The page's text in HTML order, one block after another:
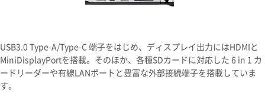
USB3.0 Type-A/Type-C 端子をはじめ、ディスプレイ出力にはHDMIと
MiniDisplayPortを搭載。そのほか、各種SDカードに対応した 6 in 1 カ
ードリーダーや有線LANポートと豊富な外部接続端子を搭載していま
す。